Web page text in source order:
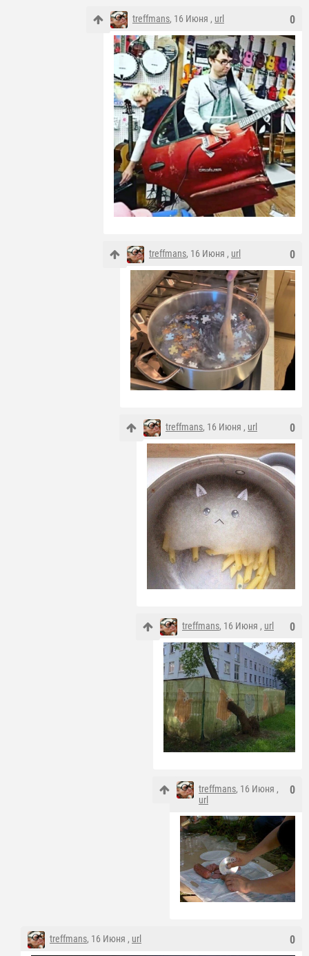
0
treffmans, 16 Июня , url
0
treffmans, 16 Июня , url
0
treffmans, 16 Июня , url
0
treffmans, 16 Июня , url
0
treffmans, 16 Июня ,
url
0
treffmans, 16 Июня , url